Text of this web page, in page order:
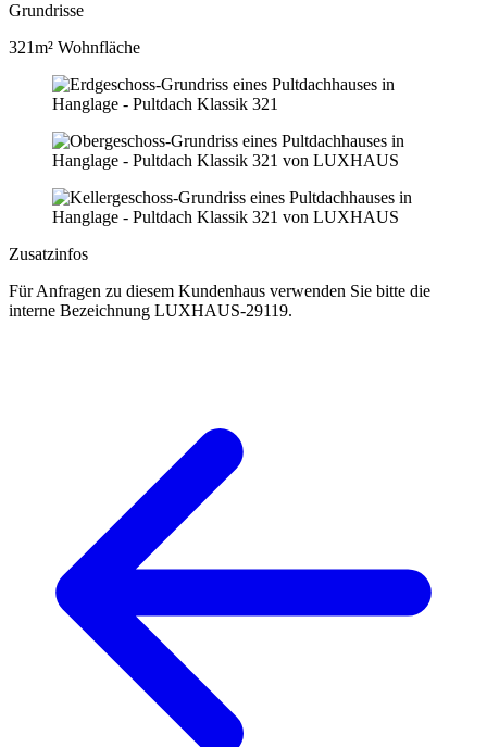
Grundrisse
321m² Wohnfläche
Zusatzinfos
Für Anfragen zu diesem Kundenhaus verwenden Sie bitte die
interne Bezeichnung LUXHAUS-29119.